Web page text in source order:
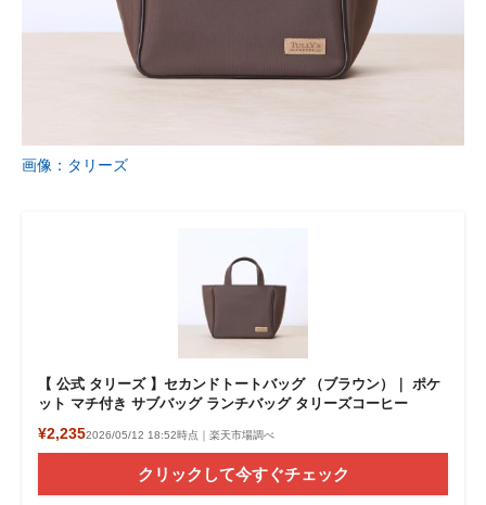
画像：タリーズ
【 公式 タリーズ 】セカンドトートバッグ （ブラウン）｜ ポケ
ット マチ付き サブバッグ ランチバッグ タリーズコーヒー
¥2,2352026/05/12 18:52時点｜楽天市場調べ
クリックして今すぐチェック